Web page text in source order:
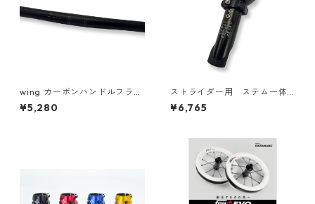
wing カーボンハンドルフラッ
ト
¥5,280
ストライダー用 ステム一体
型アダプター
¥6,765